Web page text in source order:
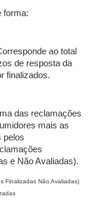
forma:
ao total
de resposta da
finalizados.
das reclamações
mais as
pelos
e Não Avaliadas).
Finalizadas Não Avaliadas)